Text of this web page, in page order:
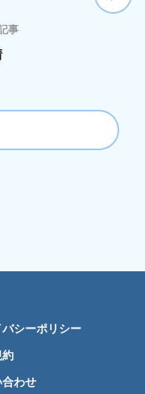
事
バシーポリシー
約
合わせ